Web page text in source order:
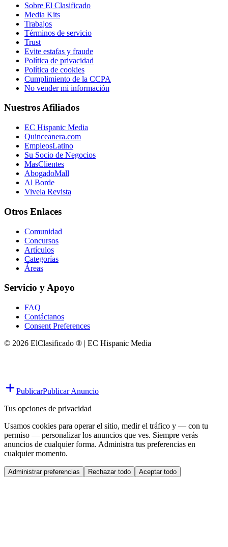
Sobre El Clasificado
Media Kits
Trabajos
Términos de servicio
Trust
Evite estafas y fraude
Política de privacidad
Política de cookies
Cumplimiento de la CCPA
No vender mi información
Nuestros Afiliados
EC Hispanic Media
Quinceanera.com
EmpleosLatino
Su Socio de Negocios
MasClientes
AbogadoMall
Al Borde
Vivela Revista
Otros Enlaces
Comunidad
Concursos
Artículos
Categorías
Áreas
Servicio y Apoyo
FAQ
Contáctanos
Consent Preferences
© 2026 ElClasificado ® | EC Hispanic Media
PublicarPublicar Anuncio
Tus opciones de privacidad
Usamos cookies para operar el sitio, medir el tráfico y — con tu
permiso — personalizar los anuncios que ves. Siempre verás
anuncios de cualquier forma. Administra tus preferencias en
cualquier momento.
Administrar preferencias Rechazar todo Aceptar todo